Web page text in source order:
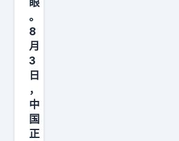
南
部
战
区
正
式
宣
。
8
月
3
日
，
中
国
正